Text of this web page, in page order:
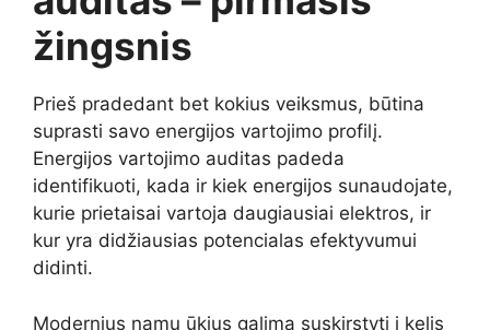
žingsnis
Prieš pradedant bet kokius veiksmus, būtina
suprasti savo energijos vartojimo profilį.
Energijos vartojimo auditas padeda
identifikuoti, kada ir kiek energijos sunaudojate,
kurie prietaisai vartoja daugiausiai elektros, ir
kur yra didžiausias potencialas efektyvumui
didinti.
Modernius namų ūkius galima suskirstyti į kelis